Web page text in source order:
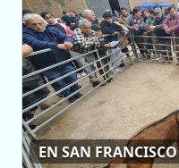
EN SAN FRANCISCO